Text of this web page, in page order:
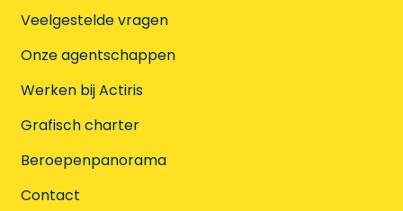
Veelgestelde vragen
Onze agentschappen
Werken bij Actiris
Grafisch charter
Beroepenpanorama
Contact